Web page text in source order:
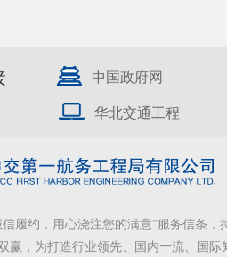
中国政府网
华北交通工程
信履约，用心浇注您的满意”服务信条，
赢，为打造行业领先、国内一流、国际